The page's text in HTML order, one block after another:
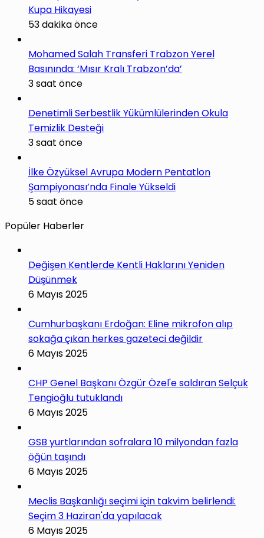
Kupa Hikayesi
53 dakika önce
Mohamed Salah Transferi Trabzon Yerel
Basınında: ‘Mısır Kralı Trabzon’da’
3 saat önce
Denetimli Serbestlik Yükümlülerinden Okula
Temizlik Desteği
3 saat önce
İlke Özyüksel Avrupa Modern Pentatlon
Şampiyonası’nda Finale Yükseldi
5 saat önce
Popüler Haberler
Değişen Kentlerde Kentli Haklarını Yeniden
Düşünmek
6 Mayıs 2025
Cumhurbaşkanı Erdoğan: Eline mikrofon alıp
sokağa çıkan herkes gazeteci değildir
6 Mayıs 2025
CHP Genel Başkanı Özgür Özel'e saldıran Selçuk
Tengioğlu tutuklandı
6 Mayıs 2025
GSB yurtlarından sofralara 10 milyondan fazla
öğün taşındı
6 Mayıs 2025
Meclis Başkanlığı seçimi için takvim belirlendi:
Seçim 3 Haziran'da yapılacak
6 Mayıs 2025